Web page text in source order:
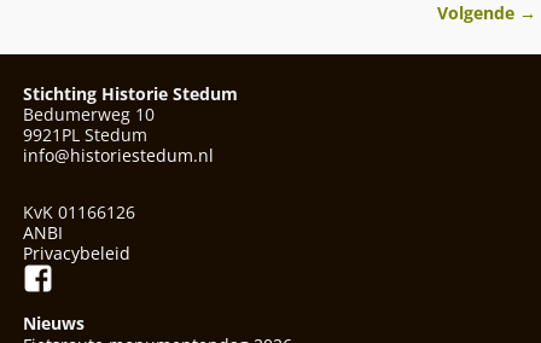
Volgende →
Stichting Historie Stedum
Bedumerweg 10
9921PL Stedum
info@historiestedum.nl
KvK 01166126
ANBI
Privacybeleid
Nieuws